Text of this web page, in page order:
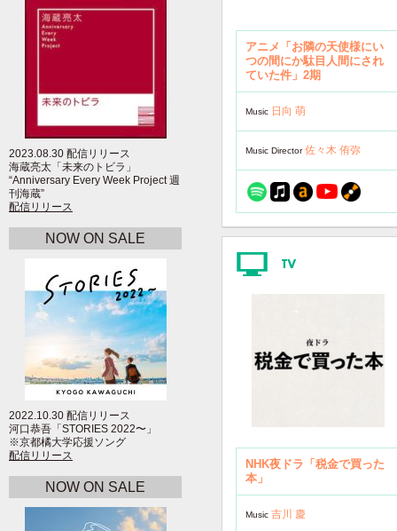
2023.08.30 配信リリース
海蔵亮太「未来のトビラ」
“Anniversary Every Week Project 週
刊海蔵”
配信リリース
NOW ON SALE
2022.10.30 配信リリース
河口恭吾「STORIES 2022〜」
※京都橘大学応援ソング
配信リリース
NOW ON SALE
アニメ「お隣の天使様にい
つの間にか駄目人間にされ
ていた件」2期
Music 日向 萌
Music Director佐々木 侑弥
NHK夜ドラ「税金で買った
本」
Music 吉川 慶